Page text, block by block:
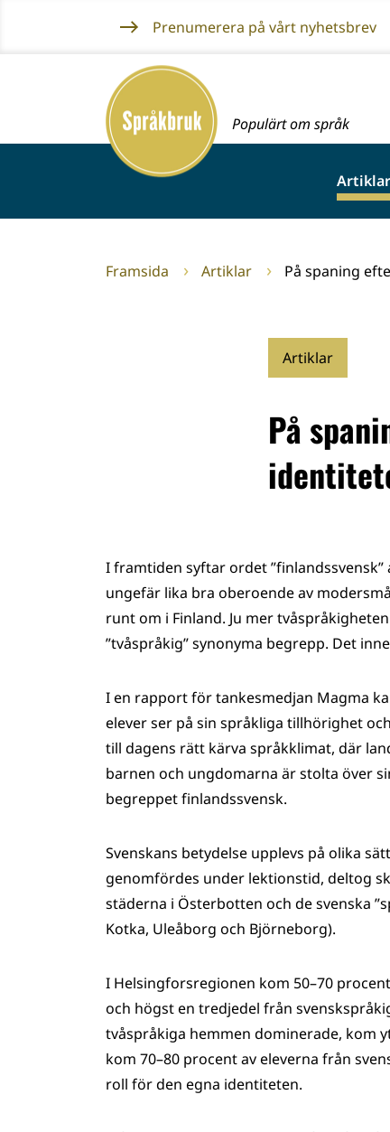
innehållet
Prenumerera på vårt nyhetsbrev
Framsida
Populärt om språk
Artiklar
Framsida Artiklar På spaning
Artiklar
På
I framtiden syftar ordet
ungefär lika bra oberoende av
runt om i Finland. Ju mer
”tvåspråkig” synonyma begrepp. Det
I en rapport för tankesmedjan Magma
elever ser på sin språkliga tillhörighet
till dagens rätt kärva språkklimat, där
barnen och ungdomarna är stolta över
begreppet finlandssvensk.
Svenskans betydelse upplevs på olika
genomfördes under lektionstid, deltog
städerna i Österbotten och de svenska
Kotka, Uleåborg och Björneborg).
I Helsingforsregionen kom 50–70
och högst en tredjedel från
tvåspråkiga hemmen dominerade, kom
kom 70–80 procent av eleverna från
roll för den egna identiteten.